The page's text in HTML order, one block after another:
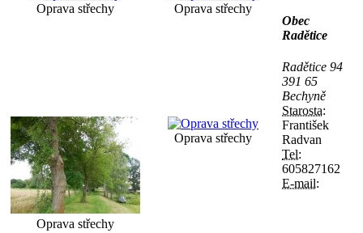
Oprava střechy Oprava střechy
Oprava střechy
Oprava střechy
Obec
Radětice
Radětice 94
391 65
Bechyně
Starosta:
František
Radvan
Tel:
605827162
E-mail: